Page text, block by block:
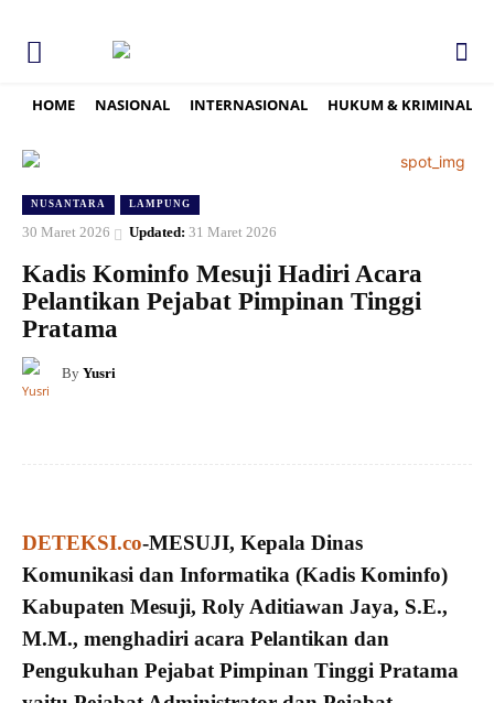
HOME NASIONAL INTERNASIONAL HUKUM & KRIMINAL
NUSANTARA LAMPUNG
30 Maret 2026 Updated: 31 Maret 2026
Kadis Kominfo Mesuji Hadiri Acara
Pelantikan Pejabat Pimpinan Tinggi
Pratama
By Yusri
DETEKSI.co-MESUJI, Kepala Dinas
Komunikasi dan Informatika (Kadis Kominfo)
Kabupaten Mesuji, Roly Aditiawan Jaya, S.E.,
M.M., menghadiri acara Pelantikan dan
Pengukuhan Pejabat Pimpinan Tinggi Pratama